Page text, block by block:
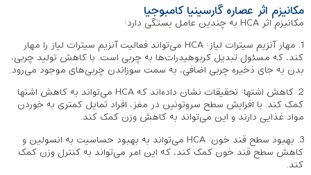
مکانیزم اثر عصاره گارسینیا کامبوجیا
مکانیزم اثر HCA به چندین عامل بستگی دارد:
1. مهار آنزیم سیترات لیاز: HCA می‌تواند فعالیت آنزیم سیترات لیاز را مهار
کند، که مسئول تبدیل کربوهیدرات‌ها به چربی است. با کاهش تولید چربی،
بدن به جای ذخیره چربی اضافی، به سمت سوزاندن چربی‌های موجود می‌رود.
2. کاهش اشتها: تحقیقات نشان داده‌اند که HCA می‌تواند به کاهش اشتها
کمک کند. با افزایش سطح سروتونین در مغز، افراد تمایل کمتری به خوردن
مواد غذایی دارند و این می‌تواند به کاهش وزن کمک کند.
3. بهبود سطح قند خون: HCA می‌تواند به بهبود حساسیت به انسولین و
کاهش سطح قند خون کمک کند، که این امر می‌تواند به کنترل وزن کمک
کند.